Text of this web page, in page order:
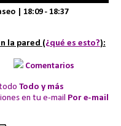
| 18:09 - 18:37
la pared (¿qué es esto?):
Comentarios
Todo y más
Por e-mail